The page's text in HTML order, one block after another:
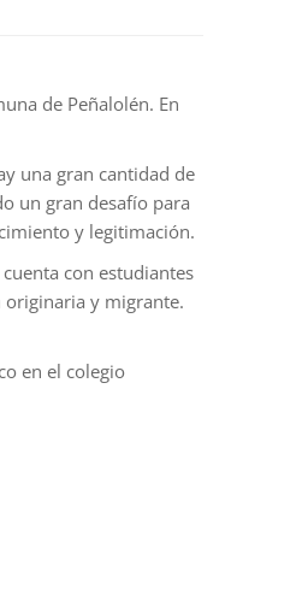
de Peñalolén. En
una gran cantidad de
un gran desafío para
y legitimación.
con estudiantes
originaria y migrante.
en el colegio